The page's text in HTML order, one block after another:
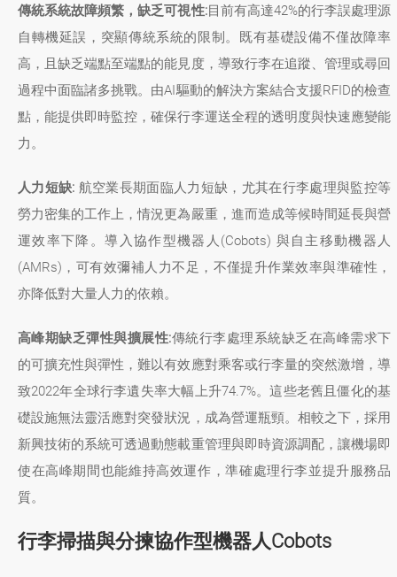
傳統系統故障頻繁，缺乏可視性:目前有高達42%的行李誤處理源
自轉機延誤，突顯傳統系統的限制。既有基礎設備不僅故障率
高，且缺乏端點至端點的能見度，導致行李在追蹤、管理或尋回
過程中面臨諸多挑戰。由AI驅動的解決方案結合支援RFID的檢查
點，能提供即時監控，確保行李運送全程的透明度與快速應變能
力。
人力短缺: 航空業長期面臨人力短缺，尤其在行李處理與監控等
勞力密集的工作上，情況更為嚴重，進而造成等候時間延長與營
運效率下降。導入協作型機器人(Cobots) 與自主移動機器人
(AMRs)，可有效彌補人力不足，不僅提升作業效率與準確性，
亦降低對大量人力的依賴。
高峰期缺乏彈性與擴展性:傳統行李處理系統缺乏在高峰需求下
的可擴充性與彈性，難以有效應對乘客或行李量的突然激增，導
致2022年全球行李遺失率大幅上升74.7%。這些老舊且僵化的基
礎設施無法靈活應對突發狀況，成為營運瓶頸。相較之下，採用
新興技術的系統可透過動態載重管理與即時資源調配，讓機場即
使在高峰期間也能維持高效運作，準確處理行李並提升服務品
質。
行李掃描與分揀協作型機器人Cobots